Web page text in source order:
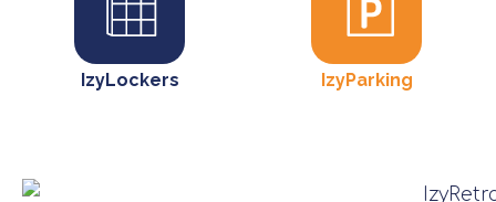
IzyLockers IzyParking